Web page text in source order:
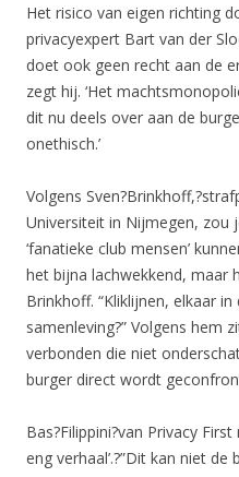
Het risico van eigen richting
privacyexpert Bart van der
doet ook geen recht aan de
zegt hij. ‘Het
dit nu deels over aan de
onethisch.’
Volgens
Universiteit in Nijmegen, zou
‘fanatieke club mensen’
het bijna lachwekkend, maar
Brinkhoff. “Kliklijnen, elkaar
samenleving?” Volgens hem
verbonden die niet
burger direct wordt
Bas?Filippini?van Privacy
eng verhaal’.?”Dit kan niet de